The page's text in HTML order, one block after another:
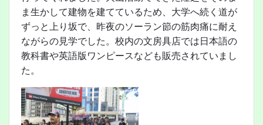
ま生かして建物を建てているため、大学へ続く道が
ずっと上り坂で、昨夜のソーラン節の筋肉痛に耐え
ながらの見学でした。校内の文房具店では日本語の
教科書や英語版ワンピースなども販売されていまし
た。